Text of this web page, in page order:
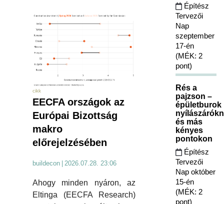
cikk
EECFA országok az
Európai Bizottság
makro
előrejelzésében
buildecon 2026.07.28. 23:06
Ahogy minden nyáron, az
Eltinga (EECFA Research)
Építész
Tervezői
Nap
szeptember
17-én
(MÉK: 2
pont)
Rés a
pajzson –
épületburok
és más
kényes
pontokon
Építész
Tervezői
Nap október
15-én
(MÉK: 2
pont)